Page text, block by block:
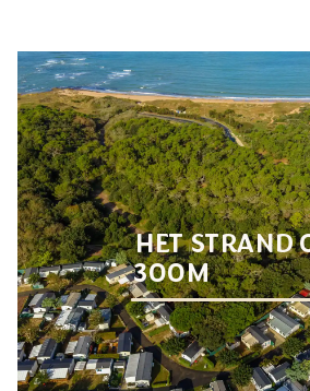
bains.
Reserveer nu je stacaravan
voor tent, caravan en/of
HET STRAND
300M